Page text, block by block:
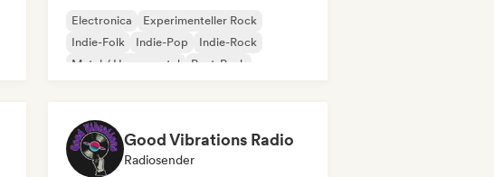
Electronica
Experimenteller Rock
Indie-Folk
Indie-Pop
Indie-Rock
Metal / Heavy metal
Post-Punk
Good Vibrations Radio
Radiosender